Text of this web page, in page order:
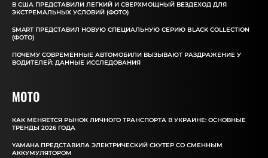
В США ПРЕДСТАВИЛИ ЛЕГКИЙ И СВЕРХМОЩНЫЙ ВЕЗДЕХОД ДЛЯ
ЭКСТРЕМАЛЬНЫХ УСЛОВИЙ (ФОТО)
SMART ПРЕДСТАВИЛ НОВУЮ СПЕЦИАЛЬНУЮ СЕРИЮ BLACK COLLECTION
(ФОТО)
ПОЧЕМУ СОВРЕМЕННЫЕ АВТОМОБИЛИ ВЫЗЫВАЮТ РАЗДРАЖЕНИЕ У
ВОДИТЕЛЕЙ: ДАННЫЕ ИССЛЕДОВАНИЯ
MOTO
КАК МЕНЯЕТСЯ РЫНОК ЛИЧНОГО ТРАНСПОРТА В УКРАИНЕ: ОСНОВНЫЕ
ТРЕНДЫ 2026 ГОДА
YAMAHA ПРЕДСТАВИЛА ЭЛЕКТРИЧЕСКИЙ СКУТЕР СО СМЕННЫМ
АККУМУЛЯТОРОМ